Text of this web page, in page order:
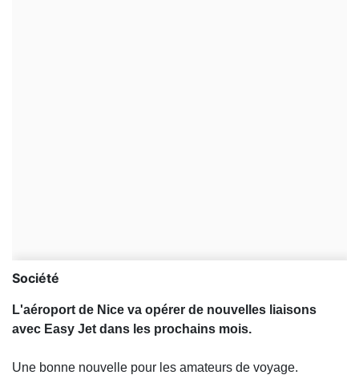
Société
L'aéroport de Nice va opérer de nouvelles liaisons
avec Easy Jet dans les prochains mois.
Une bonne nouvelle pour les amateurs de voyage.